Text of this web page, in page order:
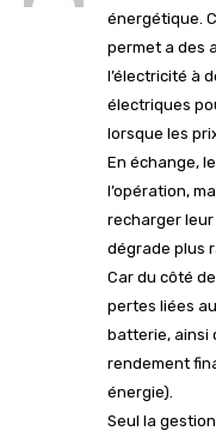
énergétique.
permet a des
l’électricité à
électriques
lorsque les
En échange,
l’opération,
recharger
dégrade plus
Car du côté
pertes liées
batterie, ainsi
rendement
énergie).
Seul la